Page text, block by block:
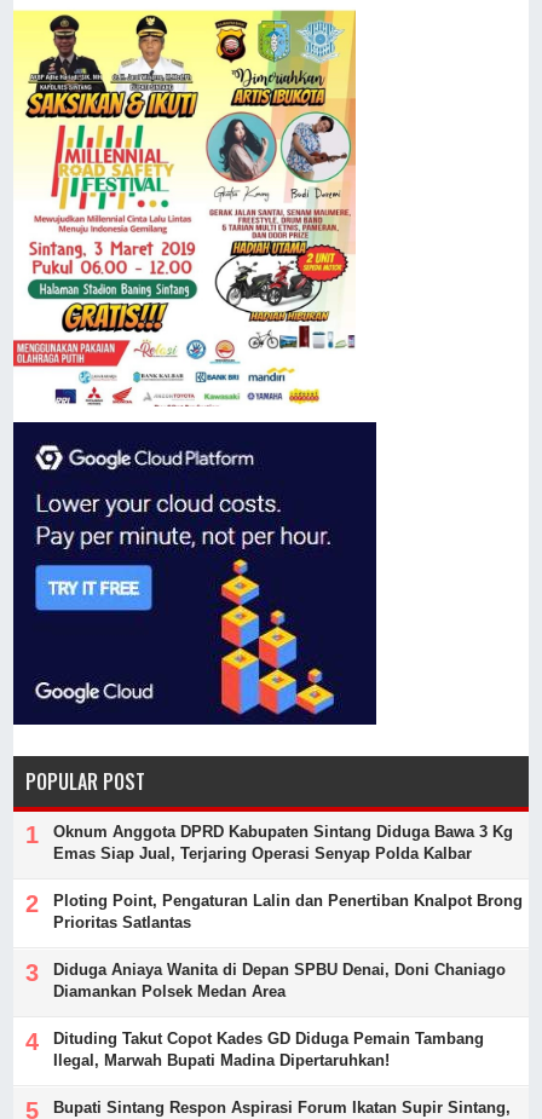
POPULAR POST
Oknum Anggota DPRD Kabupaten Sintang Diduga Bawa 3 Kg
Emas Siap Jual, Terjaring Operasi Senyap Polda Kalbar
Ploting Point, Pengaturan Lalin dan Penertiban Knalpot Brong
Prioritas Satlantas
Diduga Aniaya Wanita di Depan SPBU Denai, Doni Chaniago
Diamankan Polsek Medan Area
Dituding Takut Copot Kades GD Diduga Pemain Tambang
Ilegal, Marwah Bupati Madina Dipertaruhkan!
Bupati Sintang Respon Aspirasi Forum Ikatan Supir Sintang,